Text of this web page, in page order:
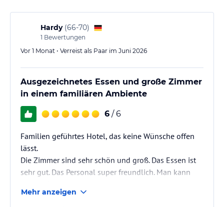
Hardy (66-70)
1 Bewertungen
Vor 1 Monat • Verreist als Paar im Juni 2026
Ausgezeichnetes Essen und große Zimmer
in einem familiären Ambiente
6 / 6
Familien geführtes Hotel, das keine Wünsche offen
lässt.
Die Zimmer sind sehr schön und groß. Das Essen ist
sehr gut. Das Personal super freundlich. Man kann
Wohlfühlen.
Mehr anzeigen